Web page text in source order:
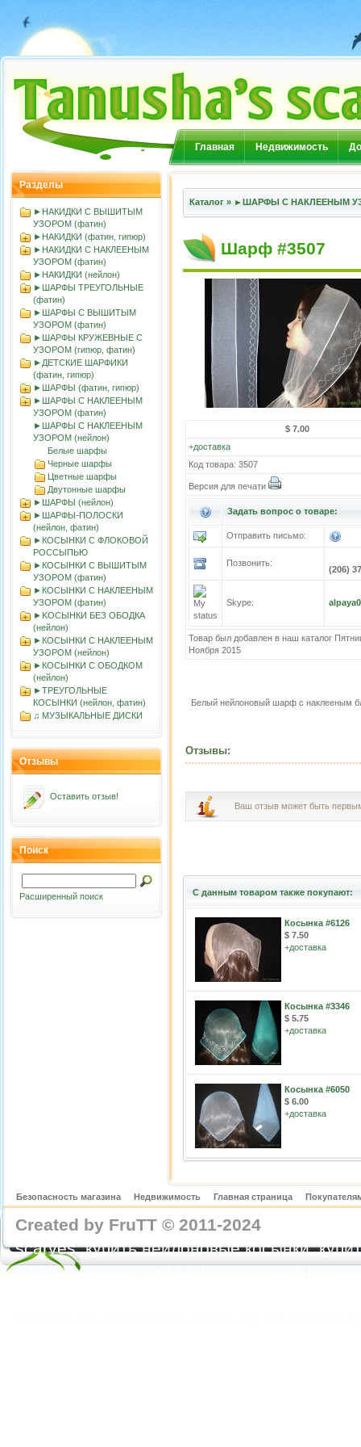
Главная Недвижимость
Разделы
►НАКИДКИ С ВЫШИТЫМ
УЗОРОМ (фатин)
►НАКИДКИ (фатин, гипюр)
►НАКИДКИ С НАКЛЕЕНЫМ
УЗОРОМ (фатин)
►НАКИДКИ (нейлон)
►ШАРФЫ ТРЕУГОЛЬНЫЕ
(фатин)
►ШАРФЫ С ВЫШИТЫМ
УЗОРОМ (фатин)
►ШАРФЫ КРУЖЕВНЫЕ С
УЗОРОМ (гипюр, фатин)
►ДЕТСКИЕ ШАРФИКИ
(фатин, гипюр)
►ШАРФЫ (фатин, гипюр)
►ШАРФЫ С НАКЛЕЕНЫМ
УЗОРОМ (фатин)
►ШАРФЫ С НАКЛЕЕНЫМ
УЗОРОМ (нейлон)
Белые шарфы
Черные шарфы
Цветные шарфы
Двутонные шарфы
►ШАРФЫ (нейлон)
►ШАРФЫ-ПОЛОСКИ
(нейлон, фатин)
►КОСЫНКИ С ФЛОКОВОЙ
РОССЫПЬЮ
►КОСЫНКИ С ВЫШИТЫМ
УЗОРОМ (фатин)
►КОСЫНКИ С НАКЛЕЕНЫМ
УЗОРОМ (фатин)
►KOСЫНКИ БЕЗ ОБОДКА
(нейлон)
►КОСЫНКИ С НАКЛЕЕНЫМ
УЗОРОМ (нейлон)
►КОСЫНКИ С ОБОДКОМ
(нейлон)
►ТРЕУГОЛЬНЫЕ
КОСЫНКИ (нейлон, фатин)
♫ МУЗЫКАЛЬНЫЕ ДИСКИ
Отзывы
Оставить отзыв!
Поиск
Расширенный поиск
Каталог » ►ШАРФЫ С НАКЛЕЕНЫМ
Шарф #3507
$ 7.00
+доставка
Код товара: 3507
Версия для печати
Задать вопрос о товаре:
Отправить письмо:
Позвонить:
(206)
Skype:
Товар был добавлен в наш каталог
Ноября 2015
Белый нейлоновый шарф с наклееным
Отзывы:
Ваш отзыв может быть
С данным товаром также покупают:
Косынка #6126
$ 7.50
+доставка
Косынка #3346
$ 5.75
+доставка
Косынка #6050
$ 6.00
+доставка
Безопасность магазина Недвижимость Главная страница
Created by FruTT © 2011-2024
scarves, купить нейлоновые косынки,
купить газовые косынки, купить